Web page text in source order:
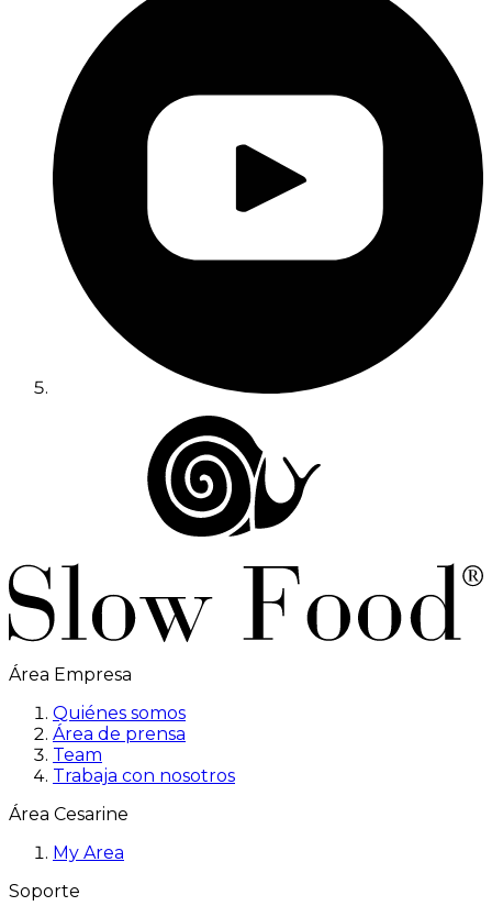
Área Empresa
Quiénes somos
Área de prensa
Team
Trabaja con nosotros
Área Cesarine
My Area
Soporte